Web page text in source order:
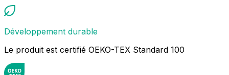
Développement durable
Le produit est certifié OEKO-TEX Standard 100